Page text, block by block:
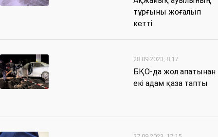
тұрғыны жоғалып
кетті
28.09.2023, 8:17
БҚО-да жол апатынан
екі адам қаза тапты